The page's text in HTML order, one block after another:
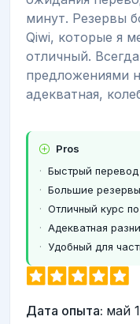
минут. Резервы
Qiwi, которые я
отличный.
предложениями
адекватная,
Pros
Быстрый перевод
Большие резервы
Отличный курс
Адекватная
Удобный для
Дата опыта: май